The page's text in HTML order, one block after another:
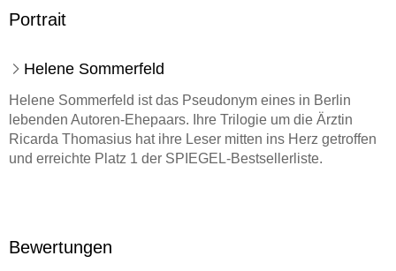
Portrait
Helene Sommerfeld
Helene Sommerfeld ist das Pseudonym eines in Berlin
lebenden Autoren-Ehepaars. Ihre Trilogie um die Ärztin
Ricarda Thomasius hat ihre Leser mitten ins Herz getroffen
und erreichte Platz 1 der SPIEGEL-Bestsellerliste.
Bewertungen